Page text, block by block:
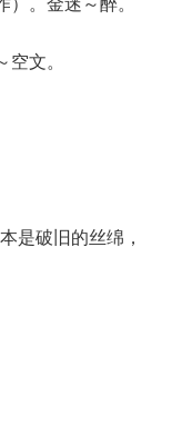
文。
是破旧的丝绵，